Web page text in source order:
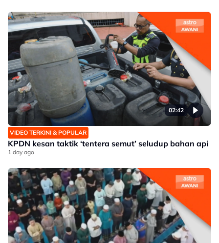
02:42
VIDEO TERKINI & POPULAR
KPDN kesan taktik ‘tentera semut’ seludup bahan api
1 day ago